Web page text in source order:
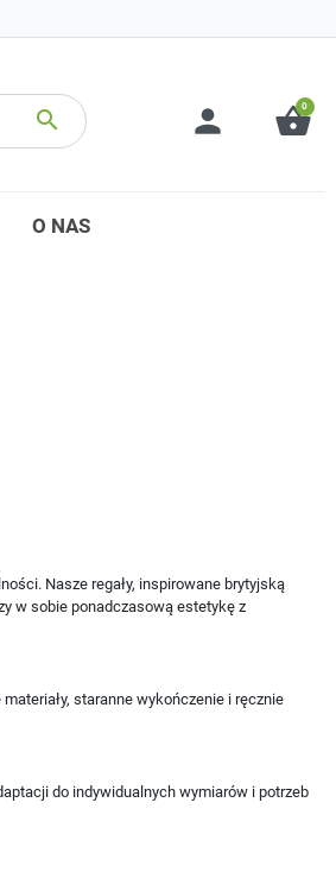
search person shopping_basket
0
O NAS
Nasze regały, inspirowane brytyjską
w sobie ponadczasową estetykę z
staranne wykończenie i ręcznie
do indywidualnych wymiarów i potrzeb